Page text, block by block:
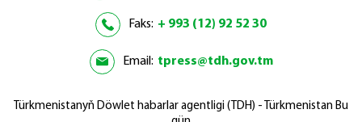
Faks: + 993 (12) 92 52 30
Email: tpress@tdh.gov.tm
Türkmenistanyň Döwlet habarlar agentligi (TDH) - Türkmenistan Bu